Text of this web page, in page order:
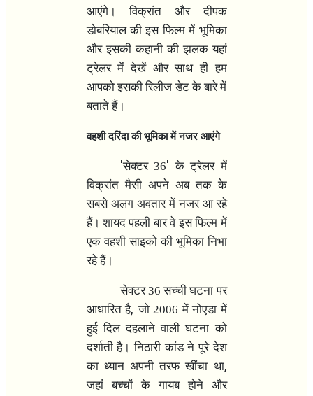
आएंगे। विक्रांत और दीपक
डोबरियाल की इस फिल्म में भूमिका
और इसकी कहानी की झलक यहां
ट्रेलर में देखें और साथ ही हम
आपको इसकी रिलीज डेट के बारे में
बताते हैं।
वहशी दरिंदा की भूमिका में नजर आएंगे
'सेक्टर 36'के ट्रेलर में
विक्रांत मैसी अपने अब तक के
सबसे अलग अवतार में नजर आ रहे
हैं। शायद पहली बार वे इस फिल्म में
एक वहशी साइको की भूमिका निभा
रहे हैं।
सेक्टर 36 सच्ची घटना पर
आधारित है,जो 2006 में नोएडा में
हुई दिल दहलाने वाली घटना को
दर्शाती है। निठारी कांड ने पूरे देश
का ध्यान अपनी तरफ खींचा था,
जहां बच्चों के गायब होने और